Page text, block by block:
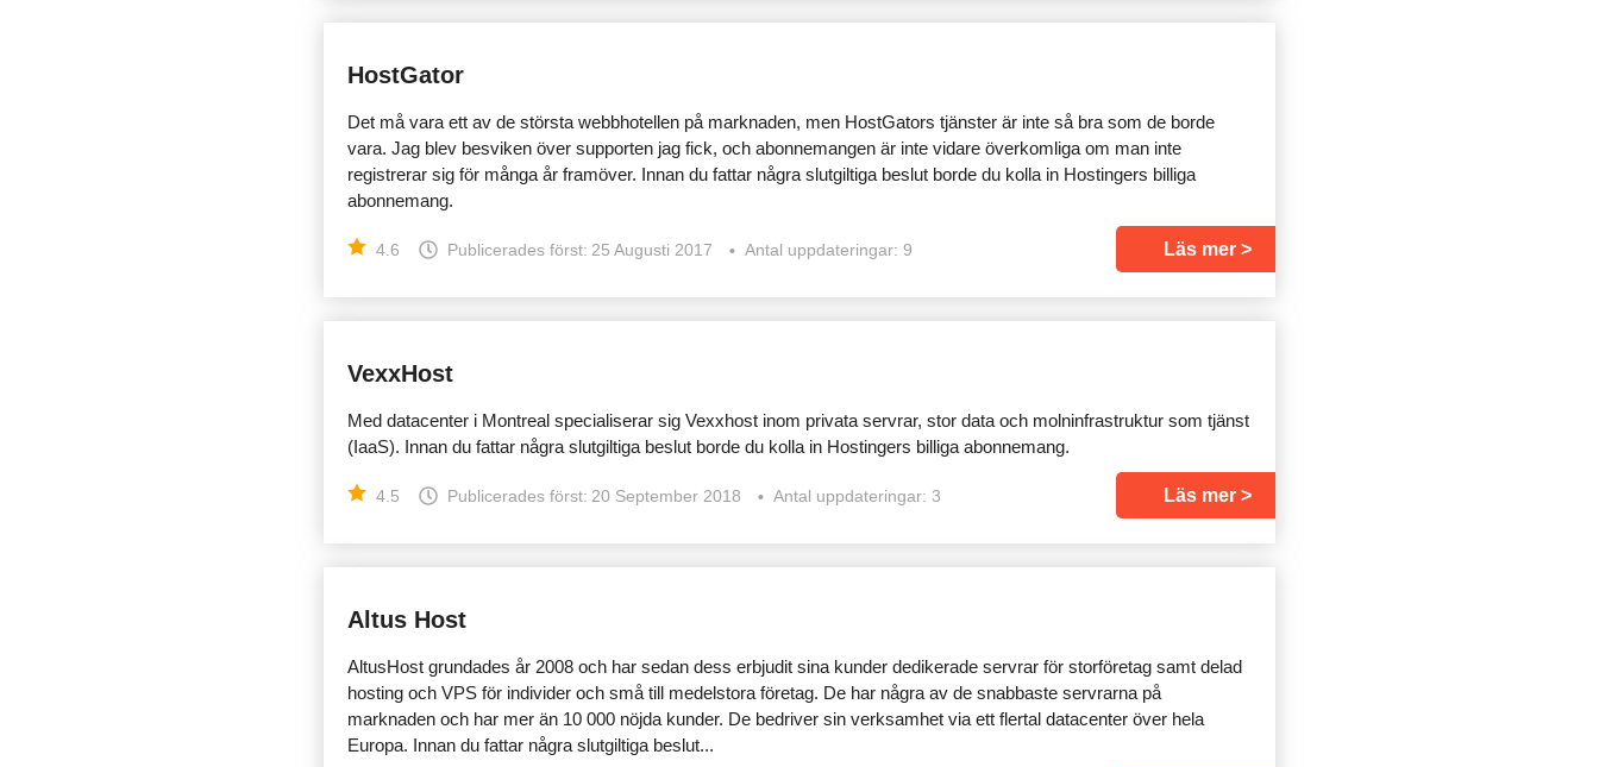
HostGator
Det må vara ett av de största webbhotellen på marknaden, men HostGators tjänster är inte så bra som de borde
vara. Jag blev besviken över supporten jag fick, och abonnemangen är inte vidare överkomliga om man inte
registrerar sig för många år framöver. Innan du fattar några slutgiltiga beslut borde du kolla in Hostingers billiga
abonnemang.
4.6 Publicerades först: 25 Augusti 2017 Antal uppdateringar: 9 Läs mer
VexxHost
Med datacenter i Montreal specialiserar sig Vexxhost inom privata servrar, stor data och molninfrastruktur som tjänst
(IaaS). Innan du fattar några slutgiltiga beslut borde du kolla in Hostingers billiga abonnemang.
4.5 Publicerades först: 20 September 2018 Antal uppdateringar: 3 Läs mer
Altus Host
AltusHost grundades år 2008 och har sedan dess erbjudit sina kunder dedikerade servrar för storföretag samt delad
hosting och VPS för individer och små till medelstora företag. De har några av de snabbaste servrarna på
marknaden och har mer än 10 000 nöjda kunder. De bedriver sin verksamhet via ett flertal datacenter över hela
Europa. Innan du fattar några slutgiltiga beslut...